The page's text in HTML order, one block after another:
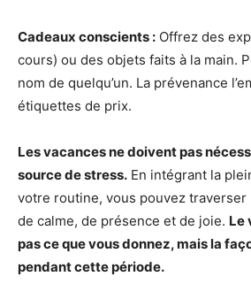
Cadeaux conscients : Offrez des
cours) ou des objets faits à la main.
nom de quelqu’un. La prévenance
étiquettes de prix.
Les vacances ne doivent pas
source de stress. En intégrant la
votre routine, vous pouvez traverser
de calme, de présence et de joie. Le
pas ce que vous donnez, mais la
pendant cette période.